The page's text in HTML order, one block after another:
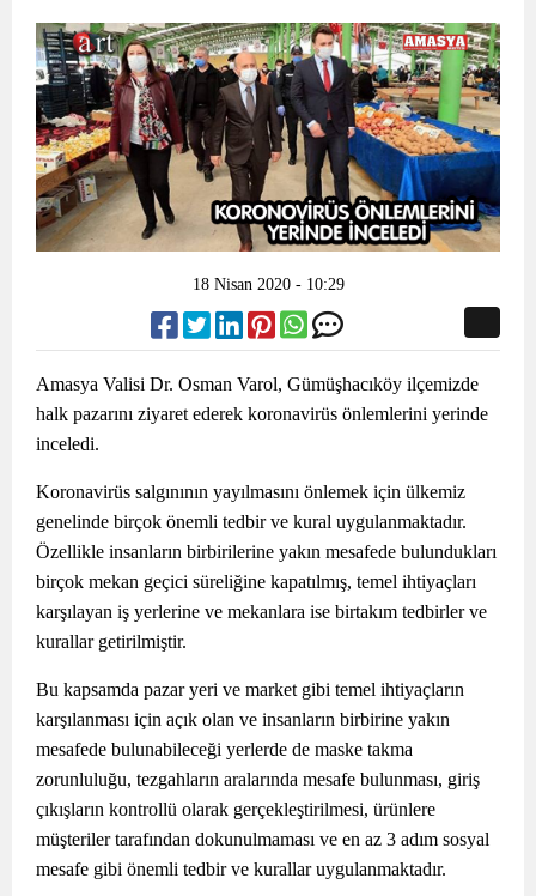
18 Nisan 2020 - 10:29
Amasya Valisi Dr. Osman Varol, Gümüşhacıköy ilçemizde
halk pazarını ziyaret ederek koronavirüs önlemlerini yerinde
inceledi.
Koronavirüs salgınının yayılmasını önlemek için ülkemiz
genelinde birçok önemli tedbir ve kural uygulanmaktadır.
Özellikle insanların birbirilerine yakın mesafede bulundukları
birçok mekan geçici süreliğine kapatılmış, temel ihtiyaçları
karşılayan iş yerlerine ve mekanlara ise birtakım tedbirler ve
kurallar getirilmiştir.
Bu kapsamda pazar yeri ve market gibi temel ihtiyaçların
karşılanması için açık olan ve insanların birbirine yakın
mesafede bulunabileceği yerlerde de maske takma
zorunluluğu, tezgahların aralarında mesafe bulunması, giriş
çıkışların kontrollü olarak gerçekleştirilmesi, ürünlere
müşteriler tarafından dokunulmaması ve en az 3 adım sosyal
mesafe gibi önemli tedbir ve kurallar uygulanmaktadır.